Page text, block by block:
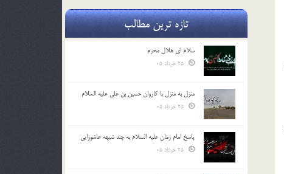
تازه ترین مطالب
سلام ای هلال محرم
منزل به منزل با کاروان حسین بن علی علیه السلام
پاسخ امام زمان علیه السلام به چند شبهه عاشورایی